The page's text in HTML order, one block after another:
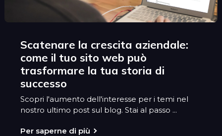
Scatenare la crescita aziendale:
come il tuo sito web può
trasformare la tua storia di
successo
Scopri l'aumento dell'interesse per i temi nel
nostro ultimo post sul blog. Stai al passo ...
Per saperne di più